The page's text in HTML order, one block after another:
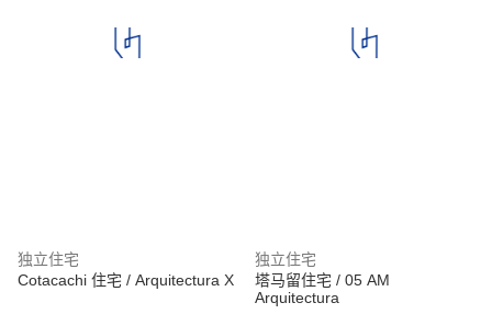
独立住宅
Cotacachi 住宅 / Arquitectura X
独立住宅
塔马留住宅 / 05 AM
Arquitectura